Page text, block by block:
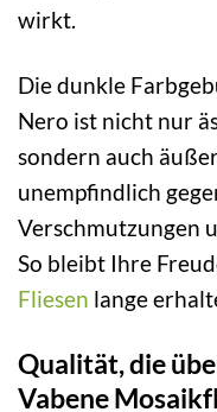
wirkt.
Die dunkle
Nero ist nicht nur
sondern auch
unempfindlich
Verschmutzungen
So bleibt Ihre
Fliesen lange
Qualität, die
Vabene